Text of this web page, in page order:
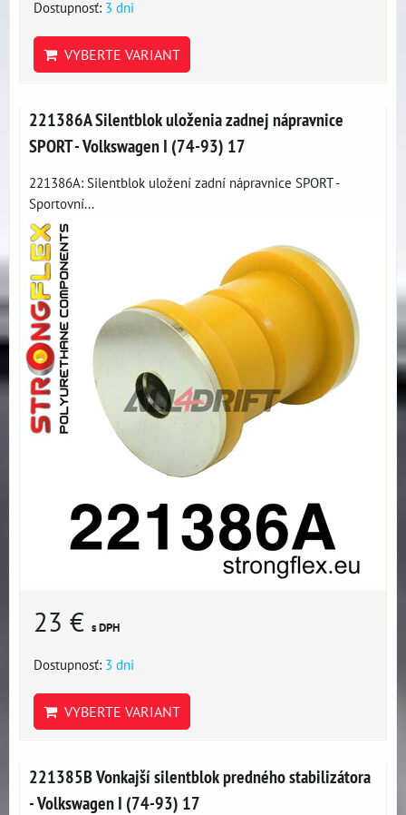
Dostupnosť: 3 dni
VYBERTE VARIANT
221386A Silentblok uloženia zadnej nápravnice
SPORT - Volkswagen I (74-93) 17
221386A: Silentblok uložení zadní nápravnice SPORT -
Sportovní...
23 € s DPH
Dostupnosť: 3 dni
VYBERTE VARIANT
221385B Vonkajší silentblok predného stabilizátora
- Volkswagen I (74-93) 17